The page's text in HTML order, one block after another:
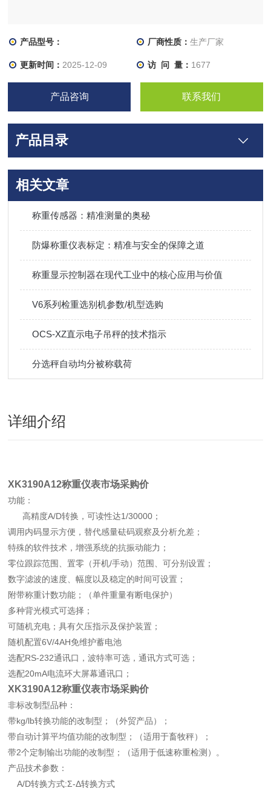
产品型号： 厂商性质： 生产厂家
更新时间： 2025-12-09 访 问 量： 1677
产品咨询 联系我们
产品目录
相关文章
称重传感器：精准测量的奥秘
防爆称重仪表标定：精准与安全的保障之道
称重显示控制器在现代工业中的核心应用与价值
V6系列检重选别机参数/机型选购
OCS-XZ直示电子吊秤的技术指示
分选秤自动均分被称载荷
详细介绍
XK3190A12称重仪表市场采购价
功能：
高精度A/D转换，可读性达1/30000；
调用内码显示方便，替代感量砝码观察及分析允差；
特殊的软件技术，增强系统的抗振动能力；
零位跟踪范围、置零（开机/手动）范围、可分别设置；
数字滤波的速度、幅度以及稳定的时间可设置；
附带称重计数功能；（单件重量有断电保护）
多种背光模式可选择；
可随机充电；具有欠压指示及保护装置；
随机配置6V/4AH免维护蓄电池
选配RS-232通讯口，波特率可选，通讯方式可选；
选配20mA电流环大屏幕通讯口；
XK3190A12称重仪表市场采购价
非标改制型品种：
带kg/lb转换功能的改制型；（外贸产品）；
带自动计算平均值功能的改制型；（适用于畜牧秤）；
带2个定制输出功能的改制型；（适用于低速称重检测）。
产品技术参数：
A/D转换方式:Σ-Δ转换方式